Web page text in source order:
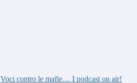
Voci contro le mafie… I podcast on air!